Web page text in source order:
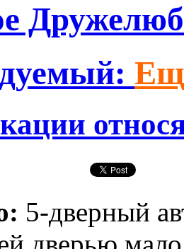
5-дверный